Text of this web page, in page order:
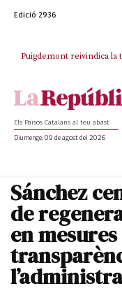
Edició 2936
Puigdemont reivindica la
Els Països Catalans al teu abast
Diumenge, 09 de agost del 2026
Sánchez
de
en